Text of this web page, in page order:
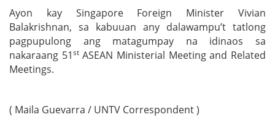
Ayon kay Singapore Foreign Minister Vivian
Balakrishnan, sa kabuuan any dalawampu’t tatlong
pagpupulong ang matagumpay na idinaos sa
nakaraang 51stASEAN Ministerial Meeting and Related
Meetings.
( Maila Guevarra / UNTV Correspondent )